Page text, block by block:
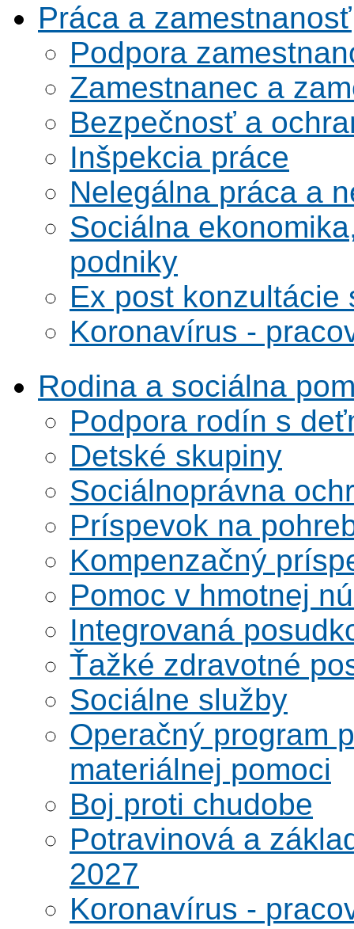
Práca a zamestnanosť
Podpora
Zamestnanec a
Bezpečnosť a
Inšpekcia práce
Nelegálna práca a
Sociálna
podniky
Ex post
Koronavírus -
Rodina a sociálna
Podpora rodín s
Detské skupiny
Sociálnoprávna
Príspevok na
Kompenzačný
Pomoc v hmotnej
Integrovaná
Ťažké zdravotné
Sociálne služby
Operačný program
materiálnej pomoci
Boj proti chudobe
Potravinová a
2027
Koronavírus -